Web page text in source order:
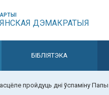
ДЭМАКРАТЫЯ
БІБЛІЯТЭКА
пройдуць дні ўспаміну Папы